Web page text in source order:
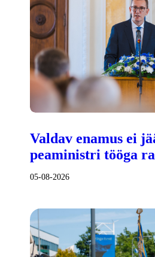
Valdav enamus ei
peaministri tööga
05-08-2026